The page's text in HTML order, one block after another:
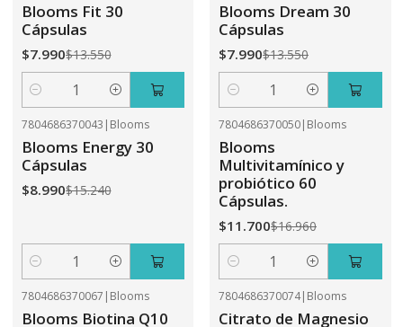
Blooms Fit 30
Cápsulas
$7.990$13.550
Cantidad
Blooms Dream 30
Cápsulas
$7.990$13.550
Cantidad
7804686370043 | Blooms
Blooms Energy 30
Cápsulas
$8.990$15.240
Cantidad
7804686370050| Blooms
Blooms
Multivitamínico y
probiótico 60
Cápsulas.
$11.700$16.960
Cantidad
7804686370067 | Blooms
Blooms Biotina Q10
7804686370074| Blooms
Citrato de Magnesio